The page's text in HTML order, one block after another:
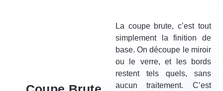
La coupe brute, c’est tout
simplement la finition de
base. On découpe le miroir
ou le verre, et les bords
restent tels quels, sans
aucun traitement. C’est